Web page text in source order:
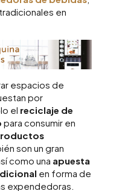
en
espacios de
por
el reciclaje de
para consumir en
son un gran
como una apuesta
en forma de
expendedoras.